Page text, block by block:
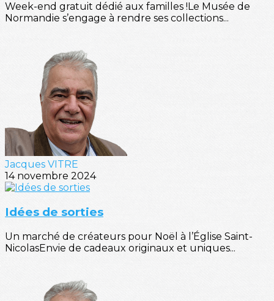
Week-end gratuit dédié aux familles !Le Musée de
Normandie s’engage à rendre ses collections...
Jacques VITRE
14 novembre 2024
Idées de sorties
Un marché de créateurs pour Noël à l’Église Saint-
NicolasEnvie de cadeaux originaux et uniques...